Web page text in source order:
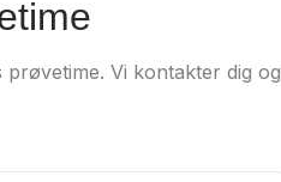
Vi kontakter dig og